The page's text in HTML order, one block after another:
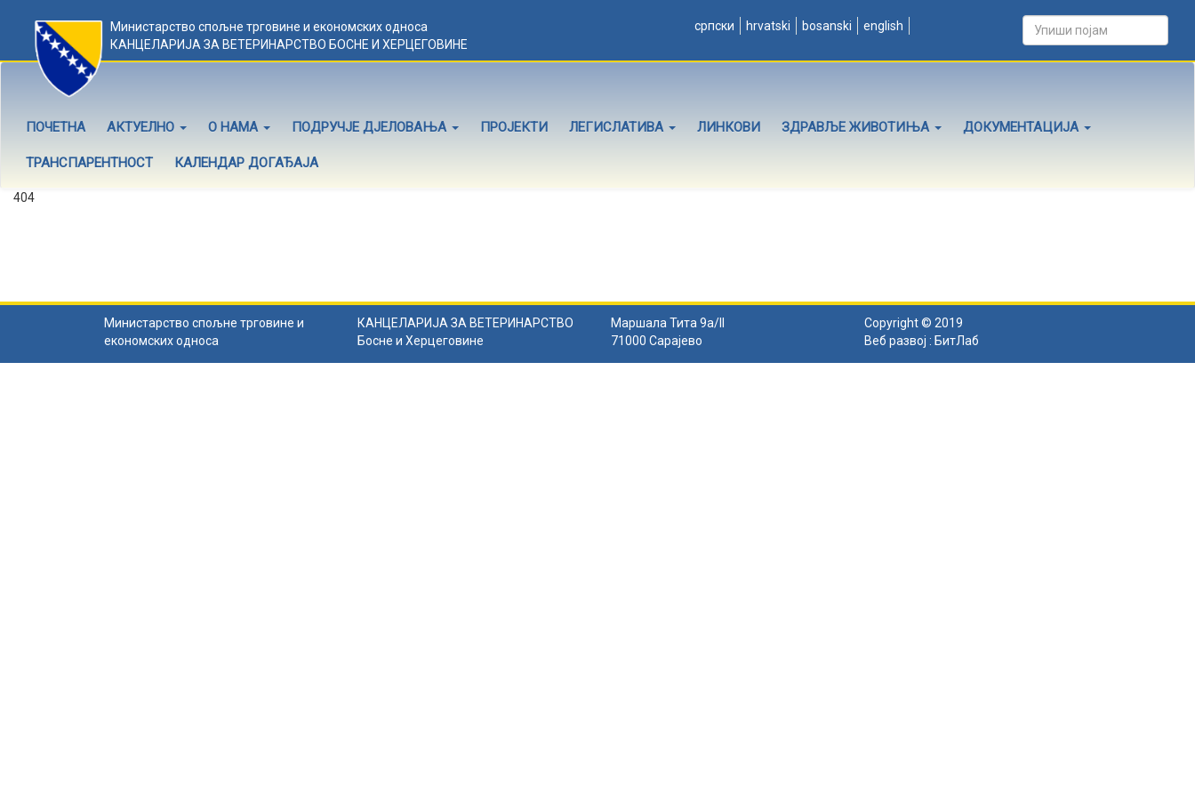
Министарство спољне трговине и економских односа
КАНЦЕЛАРИЈА ЗА ВЕТЕРИНАРСТВО БОСНЕ И ХЕРЦЕГОВИНЕ
српски hrvatski bosanski english
ПОЧЕТНА АКТУЕЛНО О НАМА ПОДРУЧЈЕ ДЈЕЛОВАЊА ПРОЈЕКТИ ЛЕГИСЛАТИВА ЛИНКОВИ ЗДРАВЉЕ ЖИВОТИЊА ДОКУМЕНТАЦИЈА
ТРАНСПАРЕНТНОСТ КАЛЕНДАР ДОГАЂАЈА
404
Министарство спољне трговине и
економских односа
КАНЦЕЛАРИЈА ЗА ВЕТЕРИНАРСТВО
Босне и Херцеговине
Маршала Тита 9а/II
71000 Сарајево
Copyright © 2019
Веб развој : БитЛаб